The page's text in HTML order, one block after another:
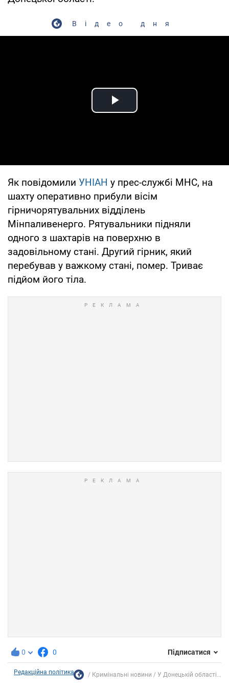
Відео дня
Play Video
Як повідомили УНІАН у прес-службі МНС, на
шахту оперативно прибули вісім
гірничорятувальних відділень
Мінпаливенерго. Рятувальники підняли
одного з шахтарів на поверхню в
задовільному стані. Другий гірник, який
перебував у важкому стані, помер. Триває
підйом його тіла.
0 0 Підписатися
Редакційна політика Кримінальні новини У Донецькій області...